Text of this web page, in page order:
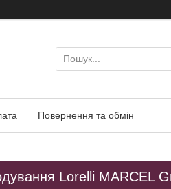
Повернення та обмін
Lorelli MARCEL